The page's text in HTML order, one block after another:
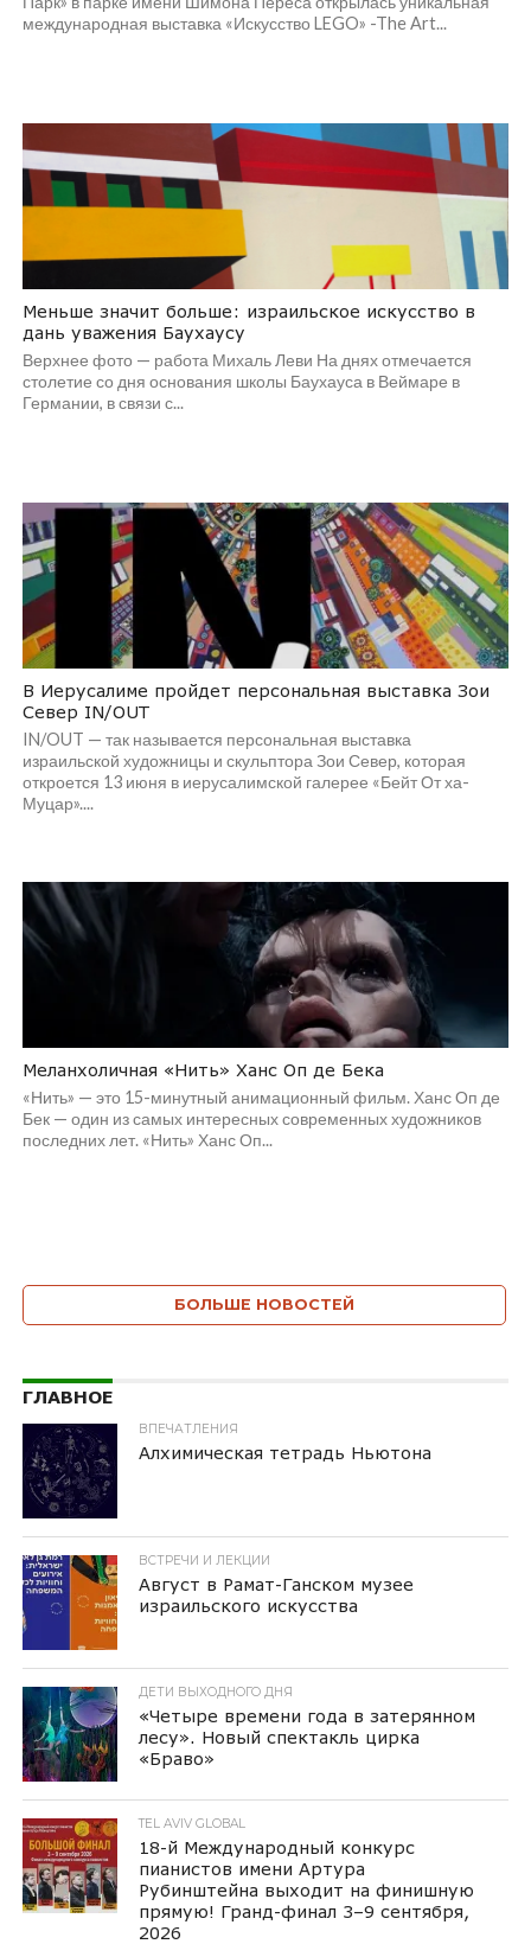
международная выставка «Искусство LEGO» -The Art...
Меньше значит больше: израильское искусство в
дань уважения Баухаусу
Верхнее фото — работа Михаль Леви На днях отмечается
столетие со дня основания школы Баухауса в Веймаре в
Германии, в связи с...
В Иерусалиме пройдет персональная выставка Зои
Север IN/OUT
IN/OUT — так называется персональная выставка
израильской художницы и скульптора Зои Север, которая
откроется 13 июня в иерусалимской галерее «Бейт От ха-
Муцар»....
Меланхоличная «Нить» Ханс Оп де Бека
«Нить» — это 15-минутный анимационный фильм. Ханс Оп де
Бек — один из самых интересных современных художников
последних лет. «Нить» Ханс Оп...
БОЛЬШЕ НОВОСТЕЙ
ГЛАВНОЕ
ВПЕЧАТЛЕНИЯ
Алхимическая тетрадь Ньютона
ВСТРЕЧИ И ЛЕКЦИИ
Август в Рамат-Ганском музее
израильского искусства
ДЕТИ ВЫХОДНОГО ДНЯ
«Четыре времени года в затерянном
лесу». Новый спектакль цирка
«Браво»
TEL AVIV GLOBAL
18-й Международный конкурс
пианистов имени Артура
Рубинштейна выходит на финишную
прямую! Гранд-финал 3–9 сентября,
2026